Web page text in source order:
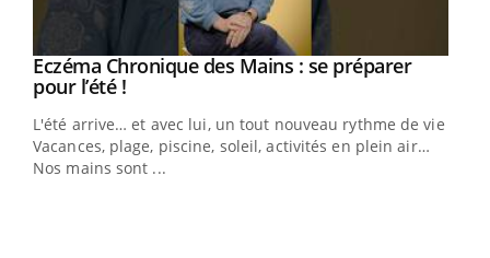
Youtube
Eczéma Chronique des Mains : se préparer
pour l’été !Youtube
L'été arrive… et avec lui, un tout nouveau rythme de vie !
Vacances, plage, piscine, soleil, activités en plein air…
Nos mains sont ...